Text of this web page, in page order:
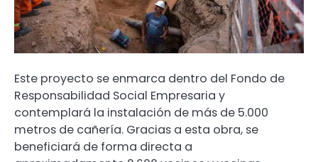
Este proyecto se enmarca dentro del Fondo de
Responsabilidad Social Empresaria y
contemplará la instalación de más de 5.000
metros de cañería. Gracias a esta obra, se
beneficiará de forma directa a